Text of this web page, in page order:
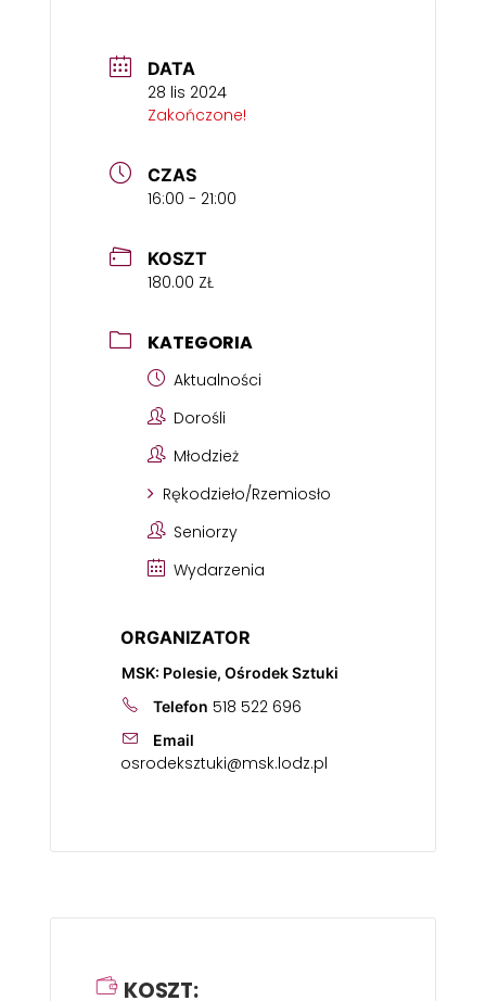
DATA
28 lis 2024
Zakończone!
CZAS
16:00 - 21:00
KOSZT
180.00 ZŁ
KATEGORIA
Aktualności
Dorośli
Młodzież
Rękodzieło/Rzemiosło
Seniorzy
Wydarzenia
ORGANIZATOR
MSK: Polesie, Ośrodek Sztuki
Telefon 518 522 696
Email
osrodeksztuki@msk.lodz.pl
KOSZT: